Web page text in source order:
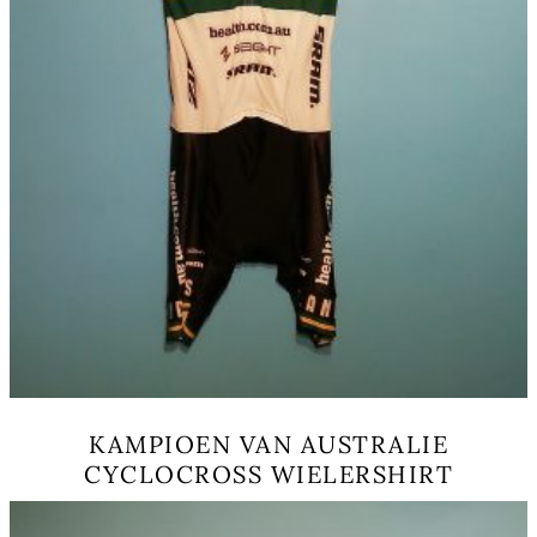
KAMPIOEN VAN AUSTRALIE
CYCLOCROSS WIELERSHIRT